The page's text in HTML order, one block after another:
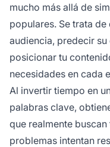
mucho más allá de
populares. Se trata
audiencia, predecir
posicionar tu
necesidades en cada
Al invertir tiempo en
palabras clave,
que realmente
problemas intentan